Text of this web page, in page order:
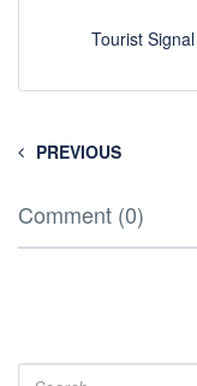
Tourist Signal
PREVIOUS
Comment (0)